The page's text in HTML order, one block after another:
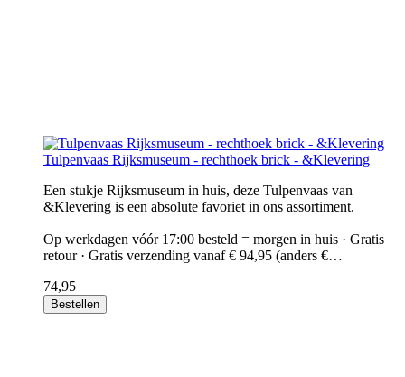
Tulpenvaas Rijksmuseum - rechthoek brick - &Klevering
Een stukje Rijksmuseum in huis, deze Tulpenvaas van
&Klevering is een absolute favoriet in ons assortiment.
Op werkdagen vóór 17:00 besteld = morgen in huis · Gratis
retour · Gratis verzending vanaf € 94,95 (anders €…
74,95
Bestellen